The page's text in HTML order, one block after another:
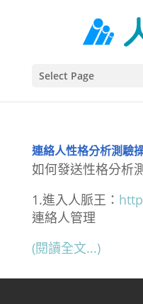
Select Page
連絡人性格分析測驗
如何發送性格分析
1.進入人脈王：
連絡人管理
(閱讀全文...)